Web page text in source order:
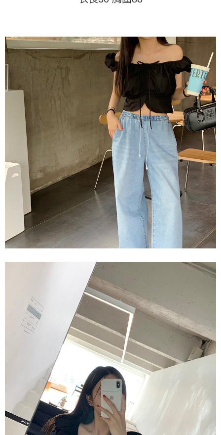
買賣價金債權讓與本公司後，依約使用本公司帳單繳交帳款。
2.基於同意付款使用「大哥付你分期」之契約關係目的，商店將以您的個人
資料（包含姓名、電話或地址）提供予台灣大哥大進項蒐集、處理及利用，
由本公司與您本人進行分期帳單所需資料之確認、核對及更正。
3.完整用戶服務條款，請詳閱以下連結： https://oppay.tw/userRule
購買商品的店家。未經商家同意取消之訂單仍視為有效，需透過AFTEE先享
後付繳納相關費用。
※ 交易是否成功請以「AFTEE先享後付 」之結帳頁面顯示為準，若有關於
是否繳費成功／繳費後需取消欲退款等相關疑問，請聯繫「AFTEE先享後付
客戶支援中心」
https://netprotections.freshdesk.com/support/home
【注意事項】
１．透過由恩沛科技股份有限公司提供之「AFTEE先享後付」服務完成之交
易，需依本服務之必要範圍內提供個人資料，並將交易相關給付款項請求債
權轉讓予恩沛科技股份有限公司。
２．關於個人資料處理事宜，請瀏覽以下網址：
https://aftee.tw/terms/#terms3
３．未成年的使用者請事先徵得法定代理人或監護人之同意方可使用
「AFTEE先享後付」，若未經同意申辦者引起之損失，本公司不負相關責
４．使用「AFTEE先享後付」時，將依據個別帳號之用戶狀況，依本公司即
時審查核予不同之上限額度；若仍有額度不足之情形，本公司將視審查結果
請求用戶進行身份認證。
５．嚴禁一人註冊多個帳號或使用他人資訊註冊。若發現惡意使用之情形，
恩沛科技股份有限公司將有權停止該用戶之使用額度並採取法律行動。
每筆NT$45，滿NT$499(含以上)免運費
付款 後7-11取貨
每筆NT$45，滿NT$499(含以上)免運費
宅配
每筆NT$70，滿NT$499(含以上)免運費